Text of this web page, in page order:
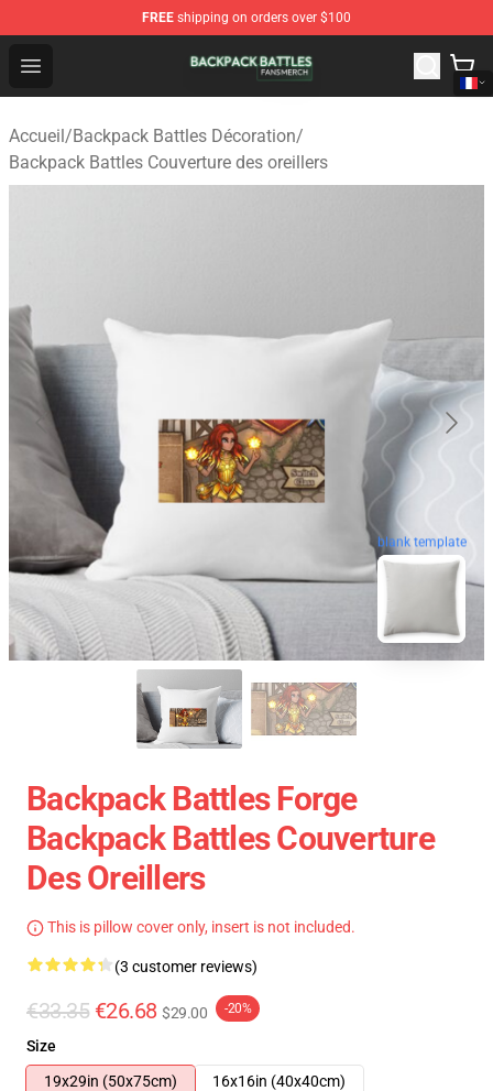
FREE shipping on orders over $100
Open menu
Backpack Battles Shop - Official Backpack Battles
Accueil/Backpack Battles Décoration/
Backpack Battles Couverture des oreillers
blank template
Backpack Battles Forge
Backpack Battles Couverture
Des Oreillers
This is pillow cover only, insert is not included.
(3 customer reviews)
€33.35 €26.68 $29.00 -20%
Size
19x29in (50x75cm)
16x16in (40x40cm)